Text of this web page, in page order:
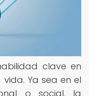
clave en
Ya sea en el
o social, la